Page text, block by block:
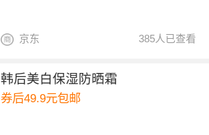
385人已查看
京东
韩后美白保湿防晒霜
券后49.9元包邮